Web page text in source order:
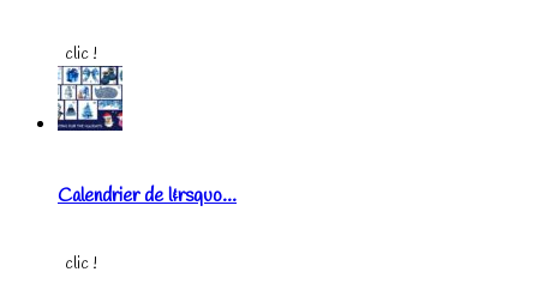
clic !
Calendrier de l&rsquo...
clic !